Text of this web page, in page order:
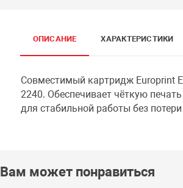
ОПИСАНИЕ ХАРАКТЕРИСТИКИ
Совместимый картридж Europrint
2240. Обеспечивает чёткую
для стабильной работы без
Вам может понравиться